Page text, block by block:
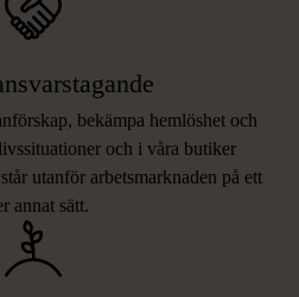
bekämpa hemlöshet och
och i våra butiker
utanför arbetsmarknaden på ett
annat sätt.